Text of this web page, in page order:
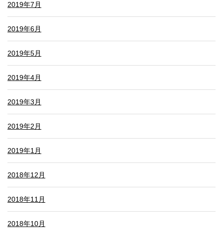
2019年7月
2019年6月
2019年5月
2019年4月
2019年3月
2019年2月
2019年1月
2018年12月
2018年11月
2018年10月